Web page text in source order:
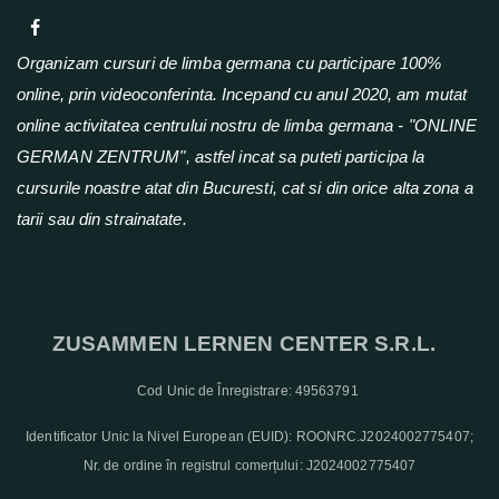
Organizam cursuri de limba germana cu participare 100%
online, prin videoconferinta. Incepand cu anul 2020, am mutat
online activitatea centrului nostru de limba germana - "ONLINE
GERMAN ZENTRUM", astfel incat sa puteti participa la
cursurile noastre atat din Bucuresti, cat si din orice alta zona a
tarii sau din strainatate.
ZUSAMMEN LERNEN CENTER S.R.L.
Cod Unic de Înregistrare: 49563791
Identificator Unic la Nivel European (EUID): ROONRC.J2024002775407;
Nr. de ordine în registrul comerțului: J2024002775407